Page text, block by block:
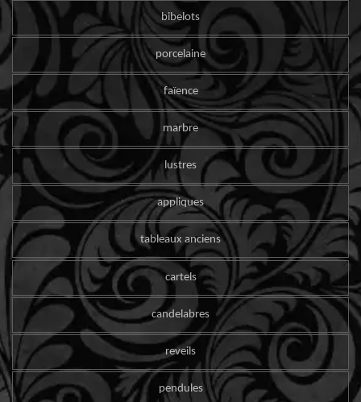
bibelots
porcelaine
faïence
marbre
lustres
appliques
tableaux anciens
cartels
candelabres
reveils
pendules